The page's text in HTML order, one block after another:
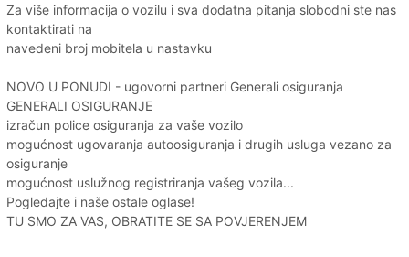
Za više informacija o vozilu i sva dodatna pitanja slobodni ste nas
kontaktirati na
navedeni broj mobitela u nastavku
NOVO U PONUDI - ugovorni partneri Generali osiguranja
GENERALI OSIGURANJE
izračun police osiguranja za vaše vozilo
mogućnost ugovaranja autoosiguranja i drugih usluga vezano za
osiguranje
mogućnost uslužnog registriranja vašeg vozila...
Pogledajte i naše ostale oglase!
TU SMO ZA VAS, OBRATITE SE SA POVJERENJEM